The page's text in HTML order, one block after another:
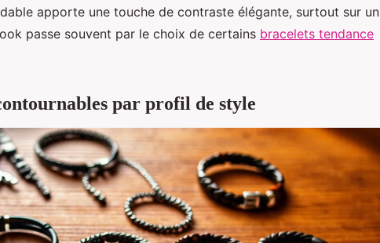
apporte une touche de contraste élégante, surtout sur un
passe souvent par le choix de certains bracelets tendance
par profil de style